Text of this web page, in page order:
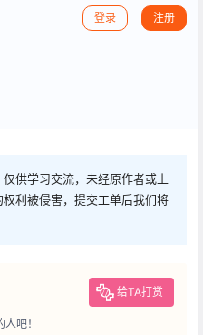
登录 注册
供学习交流，未经原作者或上
利被侵害，提交工单后我们将
给TA打赏
吧！